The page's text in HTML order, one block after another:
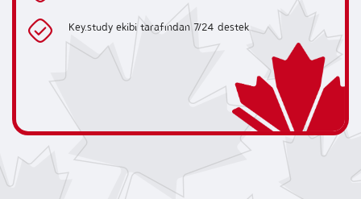
Key.study ekibi tarafından 7/24 destek